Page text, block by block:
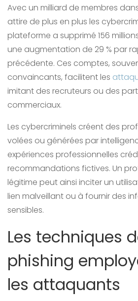
Avec un milliard de membres
attire de plus en plus les
plateforme a supprimé 156
une augmentation de 29 % par
précédente. Ces comptes,
convaincants, facilitent les
imitant des recruteurs ou des
commerciaux.
Les cybercriminels créent des
volées ou générées par
expériences professionnelles
recommandations fictives. Un
légitime peut ainsi inciter un
lien malveillant ou à fournir des
sensibles.
Les techniques
phishing
les attaquants